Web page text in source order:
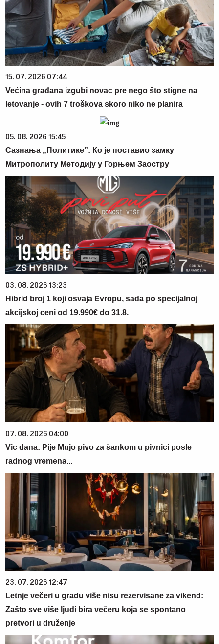
15. 07. 2026 07:44
Većina građana izgubi novac pre nego što stigne na
letovanje - ovih 7 troškova skoro niko ne planira
05. 08. 2026 15:45
Сазнања „Политике”: Ко је поставио замку
Митрополиту Методију у Горњем Заостру
03. 08. 2026 13:23
Hibrid broj 1 koji osvaja Evropu, sada po specijalnoj
akcijskoj ceni od 19.990€ do 31.8.
07. 08. 2026 04:00
Vic dana: Pije Mujo pivo za šankom u pivnici posle
radnog vremena...
23. 07. 2026 12:47
Letnje večeri u gradu više nisu rezervisane za vikend:
Zašto sve više ljudi bira večeru koja se spontano
pretvori u druženje